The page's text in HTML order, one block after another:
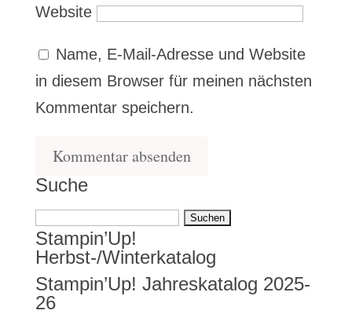
Website
Name, E-Mail-Adresse und Website
in diesem Browser für meinen nächsten
Kommentar speichern.
Suche
Suchen
nach:
Stampin’Up!
Herbst-/Winterkatalog
Stampin’Up! Jahreskatalog 2025-
26